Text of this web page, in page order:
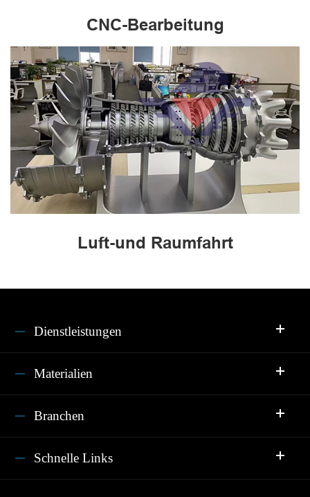
CNC-Bearbeitung
Luft-und Raumfahrt
Dienstleistungen
Materialien
Branchen
Schnelle Links